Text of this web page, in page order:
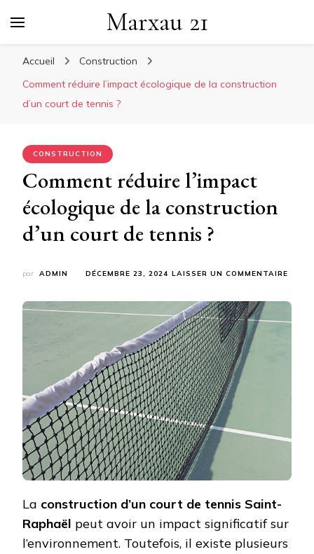
Marxau 21
Accueil
Construction
Comment réduire l’impact écologique de la construction
d’un court de tennis ?
CONSTRUCTION
Comment réduire l’impact
écologique de la construction
d’un court de tennis ?
par ADMIN DÉCEMBRE 23, 2024 LAISSER UN COMMENTAIRE
La construction d’un court de tennis Saint-
Raphaël peut avoir un impact significatif sur
l’environnement. Toutefois, il existe plusieurs